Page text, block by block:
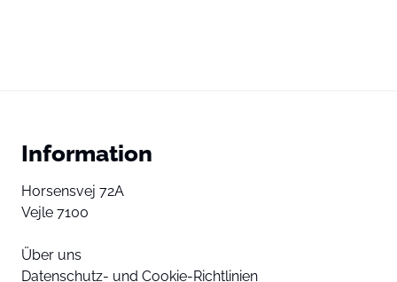
Information
Horsensvej 72A
Vejle 7100
Über uns
Datenschutz- und Cookie-Richtlinien